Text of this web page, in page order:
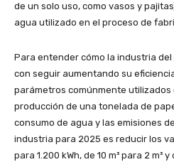
de un solo uso, como vasos y
agua utilizado en el proceso de
Para entender cómo la industria
con seguir aumentando su
parámetros comúnmente
producción de una tonelada de
consumo de agua y las emisiones
industria para 2025 es reducir los
para 1.200 kWh, de 10 m³ para 2 m³